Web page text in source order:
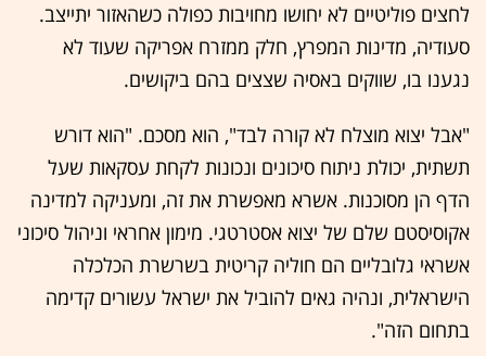
לחצים פוליטיים לא יחושו מחויבות כפולה כשהאזור יתייצב.
סעודיה, מדינות המפרץ, חלק ממזרח אפריקה שעוד לא
נגענו בו, שווקים באסיה שצצים בהם ביקושים.
"אבל יצוא מוצלח לא קורה לבד", הוא מסכם. "הוא דורש
תשתית, יכולת ניתוח סיכונים ונכונות לקחת עסקאות שעל
הדף הן מסוכנות. אשרא מאפשרת את זה, ומעניקה למדינה
אקוסיסטם שלם של יצוא אסטרטגי. מימון אחראי וניהול סיכוני
אשראי גלובליים הם חוליה קריטית בשרשרת הכלכלה
הישראלית, ונהיה גאים להוביל את ישראל עשורים קדימה
בתחום הזה".